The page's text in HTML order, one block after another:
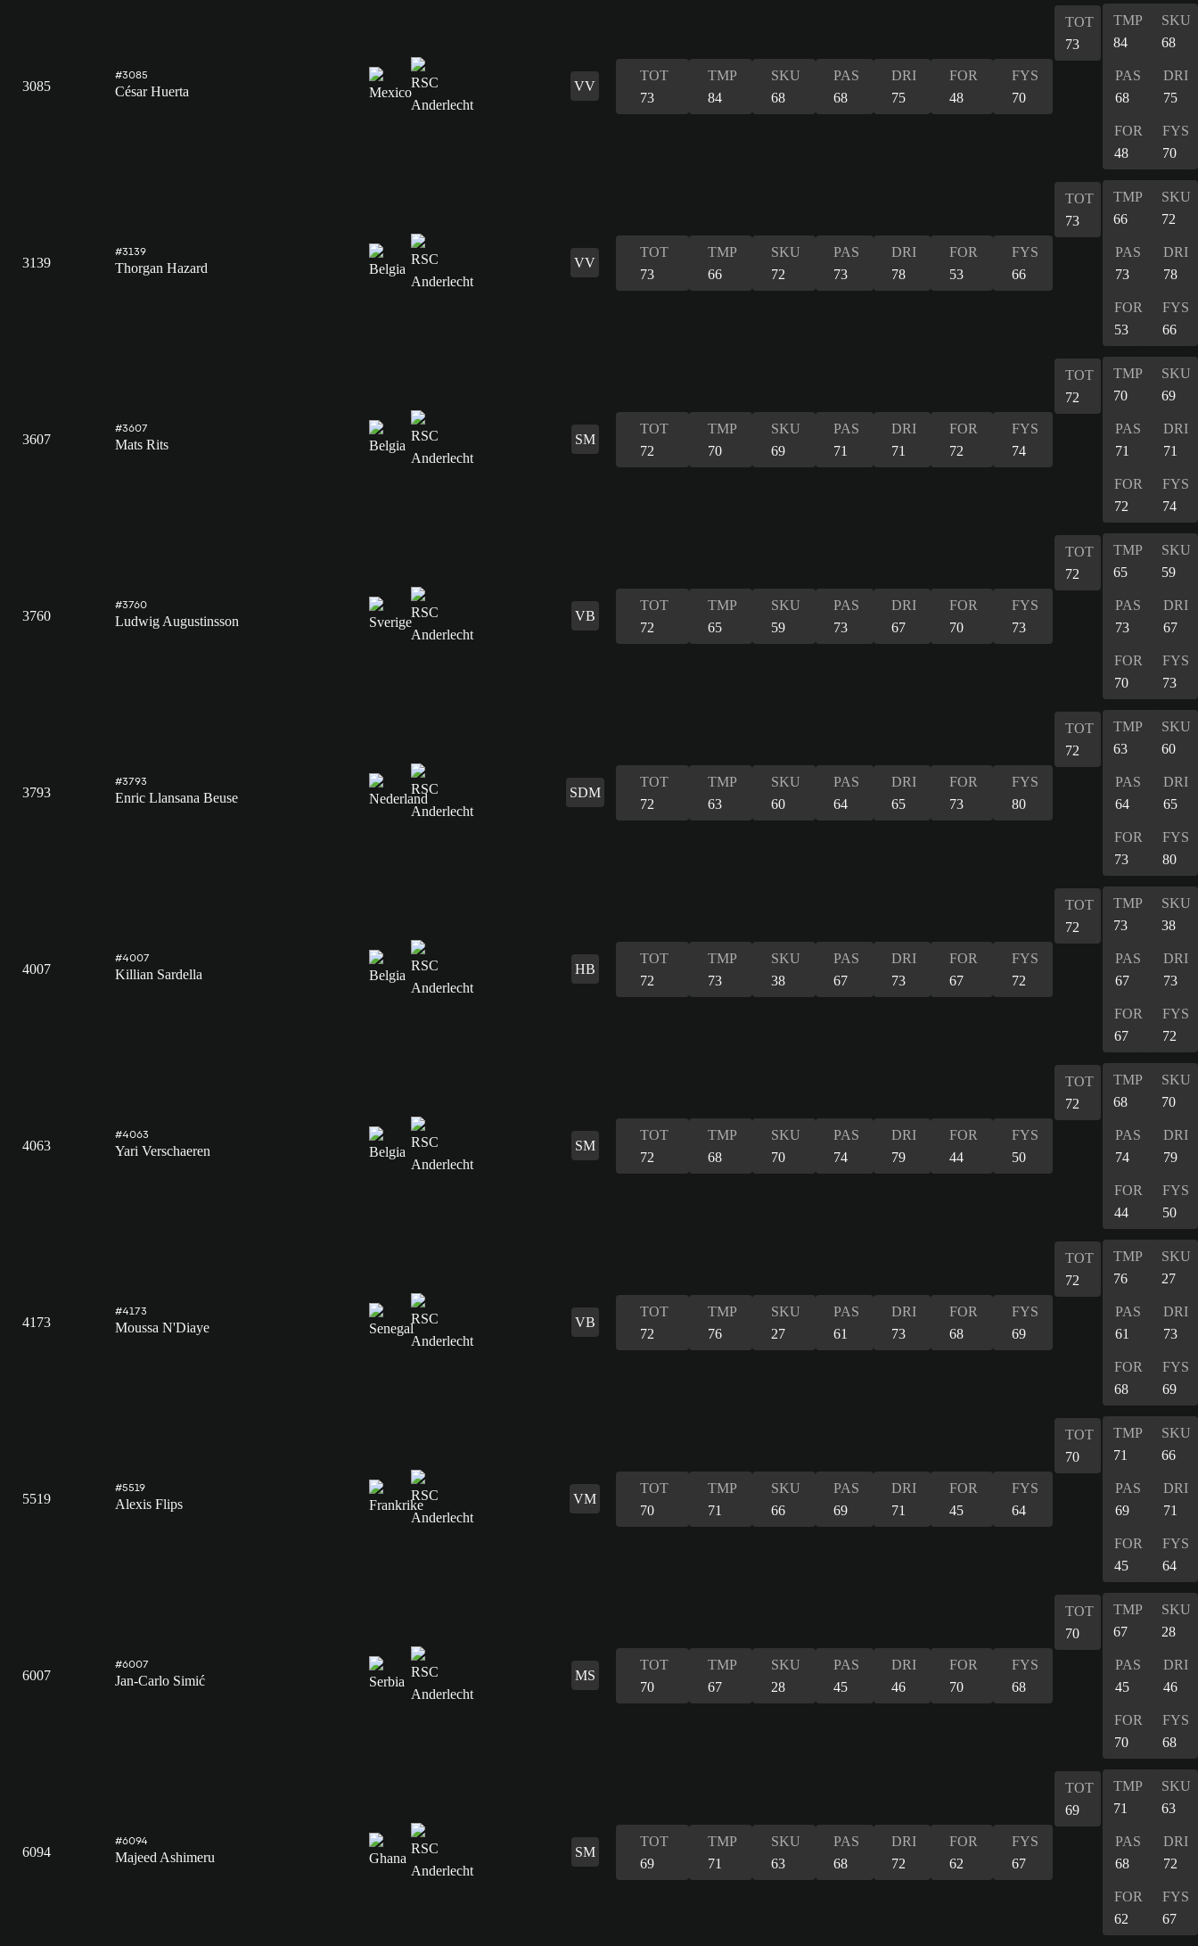
3085
#3085
César Huerta VV
TOT
73
TMP
84
SKU
68
PAS
68
DRI
75
FOR
48
FYS
70
TOT
73
TMP
84
SKU
68
PAS
68
DRI
75
FOR
48
FYS
70
3139
#3139
Thorgan Hazard VV
TOT
73
TMP
66
SKU
72
PAS
73
DRI
78
FOR
53
FYS
66
TOT
73
TMP
66
SKU
72
PAS
73
DRI
78
FOR
53
FYS
66
3607
#3607
Mats Rits SM
TOT
72
TMP
70
SKU
69
PAS
71
DRI
71
FOR
72
FYS
74
TOT
72
TMP
70
SKU
69
PAS
71
DRI
71
FOR
72
FYS
74
3760
#3760
Ludwig Augustinsson VB
TOT
72
TMP
65
SKU
59
PAS
73
DRI
67
FOR
70
FYS
73
TOT
72
TMP
65
SKU
59
PAS
73
DRI
67
FOR
70
FYS
73
3793
#3793
Enric Llansana Beuse SDM
TOT
72
TMP
63
SKU
60
PAS
64
DRI
65
FOR
73
FYS
80
TOT
72
TMP
63
SKU
60
PAS
64
DRI
65
FOR
73
FYS
80
4007
#4007
Killian Sardella HB
TOT
72
TMP
73
SKU
38
PAS
67
DRI
73
FOR
67
FYS
72
TOT
72
TMP
73
SKU
38
PAS
67
DRI
73
FOR
67
FYS
72
4063
#4063
Yari Verschaeren SM
TOT
72
TMP
68
SKU
70
PAS
74
DRI
79
FOR
44
FYS
50
TOT
72
TMP
68
SKU
70
PAS
74
DRI
79
FOR
44
FYS
50
4173
#4173
Moussa N'Diaye VB
TOT
72
TMP
76
SKU
27
PAS
61
DRI
73
FOR
68
FYS
69
TOT
72
TMP
76
SKU
27
PAS
61
DRI
73
FOR
68
FYS
69
5519
#5519
Alexis Flips VM
TOT
70
TMP
71
SKU
66
PAS
69
DRI
71
FOR
45
FYS
64
TOT
70
TMP
71
SKU
66
PAS
69
DRI
71
FOR
45
FYS
64
6007
#6007
Jan-Carlo Simić MS
TOT
70
TMP
67
SKU
28
PAS
45
DRI
46
FOR
70
FYS
68
TOT
70
TMP
67
SKU
28
PAS
45
DRI
46
FOR
70
FYS
68
6094
#6094
Majeed Ashimeru SM
TOT
69
TMP
71
SKU
63
PAS
68
DRI
72
FOR
62
FYS
67
TOT
69
TMP
71
SKU
63
PAS
68
DRI
72
FOR
62
FYS
67